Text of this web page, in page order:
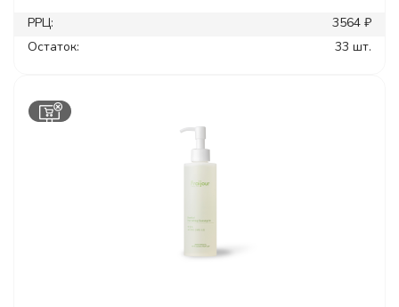
РРЦ:
3564 ₽
Остаток:
33 шт.